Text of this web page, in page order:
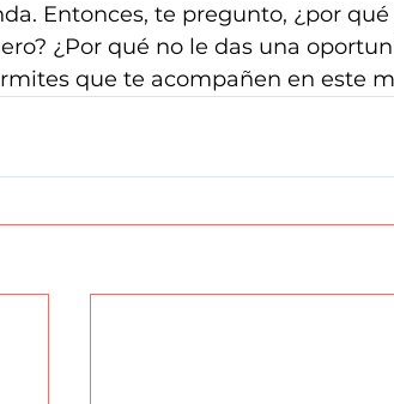
Entonces, te pregunto, ¿por
¿Por qué no le das una
que te acompañen en este